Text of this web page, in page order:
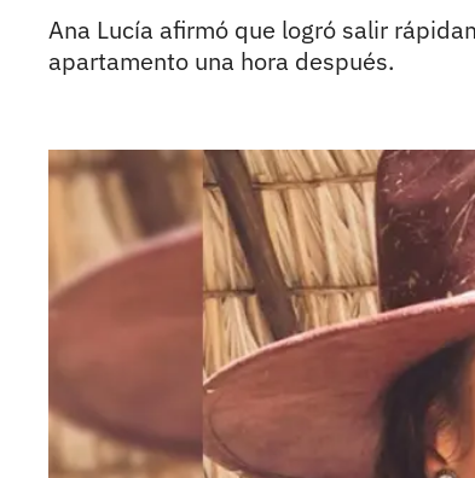
Ana Lucía afirmó que logró salir
apartamento una hora después.